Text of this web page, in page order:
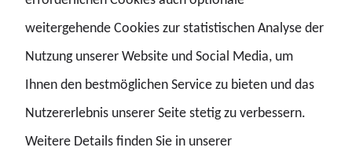
Personeller Kahlschlag gefährdet die Sicherheit
Wer ständig mehr Leistung fordert, muss auch für Schutz,
Wertschätzung und angemessene Arbeitsbedingungen
weitergehende Cookies zur statistischen Analyse der
Nutzung unserer Website und Social Media, um
Ihnen den bestmöglichen Service zu bieten und das
Nutzererlebnis unserer Seite stetig zu verbessern.
Weitere Details finden Sie in unserer